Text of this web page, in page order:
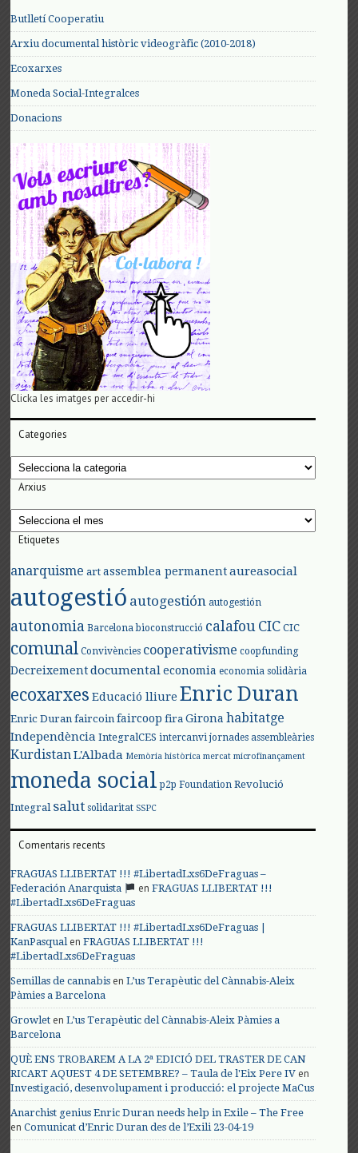
Butlletí Cooperatiu
Arxiu documental històric videogràfic (2010-2018)
Ecoxarxes
Moneda Social-Integralces
Donacions
Clicka les imatges per accedir-hi
Categories
Categories
Arxius
Arxius
Etiquetes
anarquisme art assemblea permanent aureasocial
autogestió autogestión autogestión
autonomia Barcelona bioconstrucció calafouCIC CIC
comunal Convivències cooperativisme coopfunding
Decreixement documental economia economia solidària
ecoxarxes Educació lliure Enric Duran
Enric Duran faircoin faircoop fira Girona habitatge
Independència IntegralCES intercanvi jornades assembleàries
KurdistanL'Albada Memòria històrica mercat microfinançament
moneda social p2p Foundation Revolució
Integral salut solidaritat SSPC
Comentaris recents
FRAGUAS LLIBERTAT !!! #LibertadLxs6DeFraguas –
Federación Anarquista
enFRAGUAS LLIBERTAT !!!
#LibertadLxs6DeFraguas
FRAGUAS LLIBERTAT !!! #LibertadLxs6DeFraguas |
KanPasqualenFRAGUAS LLIBERTAT !!!
#LibertadLxs6DeFraguas
Semillas de cannabis enL’us Terapèutic del Cànnabis-Aleix
Pàmies a Barcelona
Growlet enL’us Terapèutic del Cànnabis-Aleix Pàmies a
Barcelona
QUÈ ENS TROBAREM A LA 2ª EDICIÓ DEL TRASTER DE CAN
RICART AQUEST 4 DE SETEMBRE? – Taula de l'Eix Pere IV en
Investigació, desenvolupament i producció: el projecte MaCus
Anarchist genius Enric Duran needs help in Exile – The Free
enComunicat d’Enric Duran des de l’Exili 23-04-19